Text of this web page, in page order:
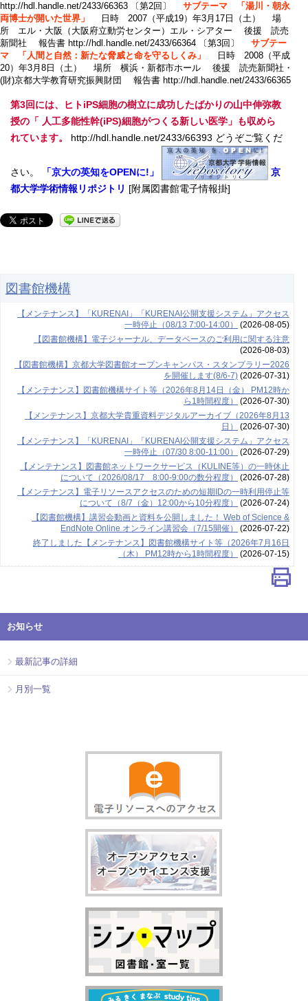
http://hdl.handle.net/2433/66363 〔第2回〕 サブテーマ 「湯川・朝永
両博士が開いた世界」
日時 2007（平成19）年3月17日（土） 場
所 エル・大阪（大阪府立動労センター）エル・シアター 後援 読売
新聞社 報告書 http://hdl.handle.net/2433/66364 〔第3回〕 サブテー
マ 「人間と自然：新たな脅威と命を守るしくみ」
日時 2008（平成
20）年3月8日（土） 場所 横浜・新都市ホール 後援 読売新聞社・
(財)京都大学教育研究振興財団 報告書 http://hdl.handle.net/2433/66365
第3回には、ヒトiPS細胞の樹立に成功したばかりの山中伸弥教
授の「 人工多能性幹(iPS)細胞がつくる新しい医学」も収めら
れています。
http://hdl.handle.net/2433/66393 どうぞご覧くだ
さい。 「京大の英知をOPENに!」
京
都大学学術情報リポジトリ [附属図書館電子情報掛]
図書館機構
【メンテナンス】「KURENAI」「KURENAI公開支援システム」アクセス
一時停止（08/13 7:00-14:00）
(2026-08-05)
【図書館機構】電子ジャーナル、データベースのご利用に関する注意
(2026-08-03)
【図書館機構】京都大学図書館オープンキャンパス・スタンプラリー2026
を開催します(8/6-7)(2026-07-31)
【メンテナンス】図書館機構サイト等（2026年8月14日（金） PM12時か
ら1時間程度）
(2026-07-30)
【メンテナンス】京都大学貴重資料デジタルアーカイブ（2026年8月13
日）
(2026-07-30)
【メンテナンス】「KURENAI」「KURENAI公開支援システム」アクセス
一時停止（07/30 8:00-11:00）
(2026-07-29)
【メンテナンス】図書館ネットワークサービス（KULINE等）の一時休止
について（2026/08/17 8:00-9:00の数分程度）
(2026-07-28)
【メンテナンス】電子リソースアクセスのための短期IDの一時利用停止等
について（8/7（金）12:00から10分程度）
(2026-07-24)
【図書館機構】講習会動画と資料を公開しました！ Web of Science &
EndNote Online オンライン講習会（7/15開催）
(2026-07-22)
終了しました【メンテナンス】図書館機構サイト等（2026年7月16日
（木） PM12時から1時間程度）
(2026-07-15)
お知らせ
最新記事の詳細
月別一覧